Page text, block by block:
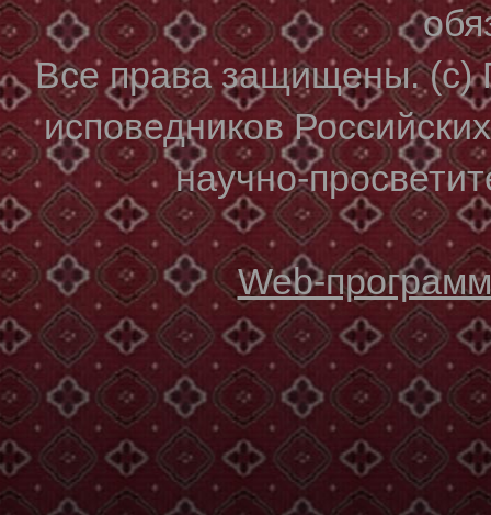
Все права защищены. (с)
исповедников
научно-
Web-